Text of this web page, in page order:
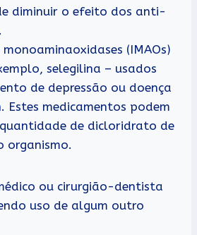
diminuir o efeito dos anti-
monoaminaoxidases (IMAOs)
selegilina – usados
de depressão ou doença
Estes medicamentos podem
de dicloridrato de
organismo.
ou cirurgião-dentista
uso de algum outro